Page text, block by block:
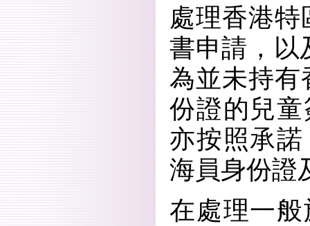
處理香港
書申請，以
為並未持有
份證的兒
亦按照承
海員身份證
在處理一